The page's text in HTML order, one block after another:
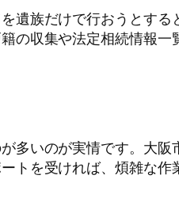
遺族だけで行おうとす
の収集や法定相続情報一
多いのが実情です。大
トを受ければ、煩雑な